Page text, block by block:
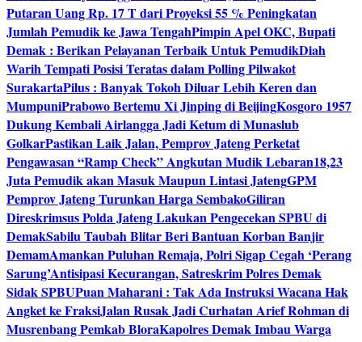
Putaran Uang Rp. 17 T dari Proyeksi 55 % Peningkatan
Jumlah Pemudik ke Jawa TengahPimpin Apel OKC, Bupati
Demak : Berikan Pelayanan Terbaik Untuk PemudikDiah
Warih Tempati Posisi Teratas dalam Polling Pilwakot
SurakartaPilus : Banyak Tokoh Diluar Lebih Keren dan
MumpuniPrabowo Bertemu Xi Jinping di BeijingKosgoro 1957
Dukung Kembali Airlangga Jadi Ketum di Munaslub
GolkarPastikan Laik Jalan, Pemprov Jateng Perketat
Pengawasan “Ramp Check” Angkutan Mudik Lebaran18,23
Juta Pemudik akan Masuk Maupun Lintasi JatengGPM
Pemprov Jateng Turunkan Harga SembakoGiliran
Direskrimsus Polda Jateng Lakukan Pengecekan SPBU di
DemakSabilu Taubah Blitar Beri Bantuan Korban Banjir
DemamAmankan Puluhan Remaja, Polri Sigap Cegah ‘Perang
Sarung’Antisipasi Kecurangan, Satreskrim Polres Demak
Sidak SPBUPuan Maharani : Tak Ada Instruksi Wacana Hak
Angket ke FraksiJalan Rusak Jadi Curhatan Arief Rohman di
Musrenbang Pemkab BloraKapolres Demak Imbau Warga